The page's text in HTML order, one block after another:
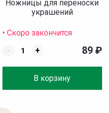
Ножницы для переноски
украшений
• Скоро закончится
-
+
В корзину
89 ₽